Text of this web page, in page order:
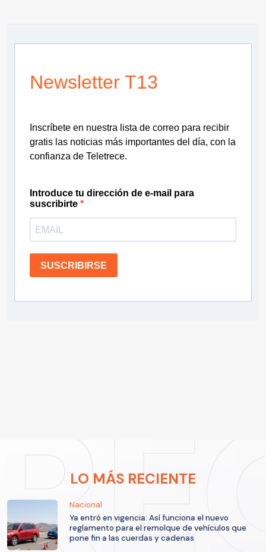
Newsletter T13
Inscríbete en nuestra lista de correo para recibir
gratis las noticias más importantes del día, con la
confianza de Teletrece.
Introduce tu dirección de e-mail para
suscribirte
SUSCRIBIRSE
LO MÁS RECIENTE
Nacional
Ya entró en vigencia: Así funciona el nuevo
reglamento para el remolque de vehículos que
pone fin a las cuerdas y cadenas